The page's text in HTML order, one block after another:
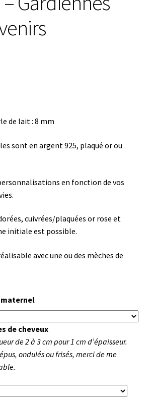
de lait : 8 mm
sont en argent 925, plaqué or ou
en fonction de vos
cuivrées/plaquées or rose et
initiale est possible.
avec une ou des mèches de
maternel
de cheveux
de 2 à 3 cm pour 1 cm d’épaisseur.
ondulés ou frisés, merci de me